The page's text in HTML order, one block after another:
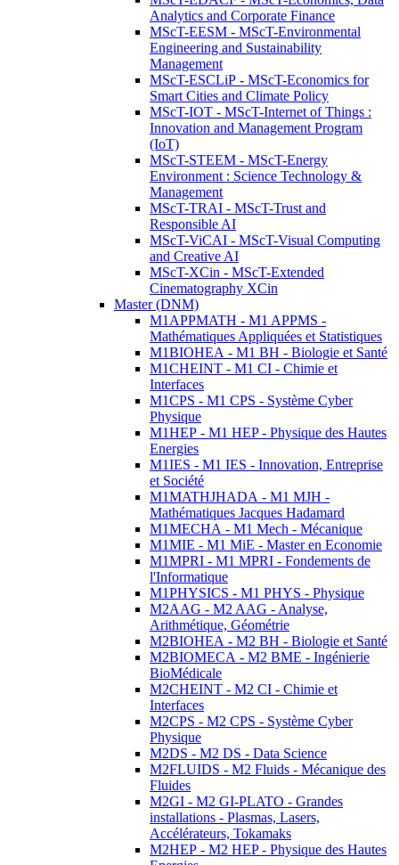
Analytics and Corporate Finance
MScT-EESM - MScT-Environmental
Engineering and Sustainability
Management
MScT-ESCLiP - MScT-Economics for
Smart Cities and Climate Policy
MScT-IOT - MScT-Internet of Things :
Innovation and Management Program
(IoT)
MScT-STEEM - MScT-Energy
Environment : Science Technology &
Management
MScT-TRAI - MScT-Trust and
Responsible AI
MScT-ViCAI - MScT-Visual Computing
and Creative AI
MScT-XCin - MScT-Extended
Cinematography XCin
Master (DNM)
M1APPMATH - M1 APPMS -
Mathématiques Appliquées et Statistiques
M1BIOHEA - M1 BH - Biologie et Santé
M1CHEINT - M1 CI - Chimie et
Interfaces
M1CPS - M1 CPS - Système Cyber
Physique
M1HEP - M1 HEP - Physique des Hautes
Energies
M1IES - M1 IES - Innovation, Entreprise
et Société
M1MATHJHADA - M1 MJH -
Mathématiques Jacques Hadamard
M1MECHA - M1 Mech - Mécanique
M1MIE - M1 MiE - Master en Economie
M1MPRI - M1 MPRI - Fondements de
l'Informatique
M1PHYSICS - M1 PHYS - Physique
M2AAG - M2 AAG - Analyse,
Arithmétique, Géométrie
M2BIOHEA - M2 BH - Biologie et Santé
M2BIOMECA - M2 BME - Ingénierie
BioMédicale
M2CHEINT - M2 CI - Chimie et
Interfaces
M2CPS - M2 CPS - Système Cyber
Physique
M2DS - M2 DS - Data Science
M2FLUIDS - M2 Fluids - Mécanique des
Fluides
M2GI - M2 GI-PLATO - Grandes
installations - Plasmas, Lasers,
Accélérateurs, Tokamaks
M2HEP - M2 HEP - Physique des Hautes